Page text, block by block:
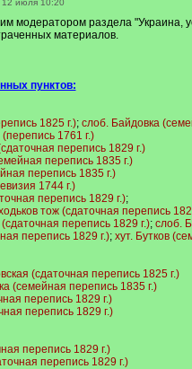
12 июля 10:20
модератором раздела "Украина,
материалов.
пунктов:
1825 г.); слоб. Байдовка
1761 г.)
перепись 1829 г.)
перепись 1835 г.)
перепись 1835 г.)
1744 г.)
перепись 1829 г.);
тож (сдаточная перепись
перепись 1829 г.); слоб.
перепись 1829 г.); хут. Бутков
(сдаточная перепись 1825 г.)
(семейная перепись 1835 г.)
перепись 1829 г.)
перепись 1829 г.)
перепись 1829 г.)
перепись 1829 г.)